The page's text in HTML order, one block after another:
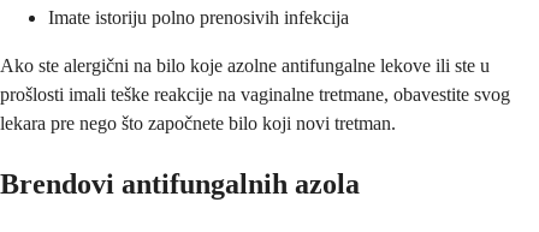
Imate istoriju polno prenosivih infekcija
Ako ste alergični na bilo koje azolne antifungalne lekove ili ste u
prošlosti imali teške reakcije na vaginalne tretmane, obavestite svog
lekara pre nego što započnete bilo koji novi tretman.
Brendovi antifungalnih azola